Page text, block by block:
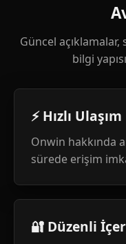
Güncel açıklamalar,
bilgi
⚡ Hızlı Ulaşım
Onwin hakkında
sürede erişim
🔐 Düzenli